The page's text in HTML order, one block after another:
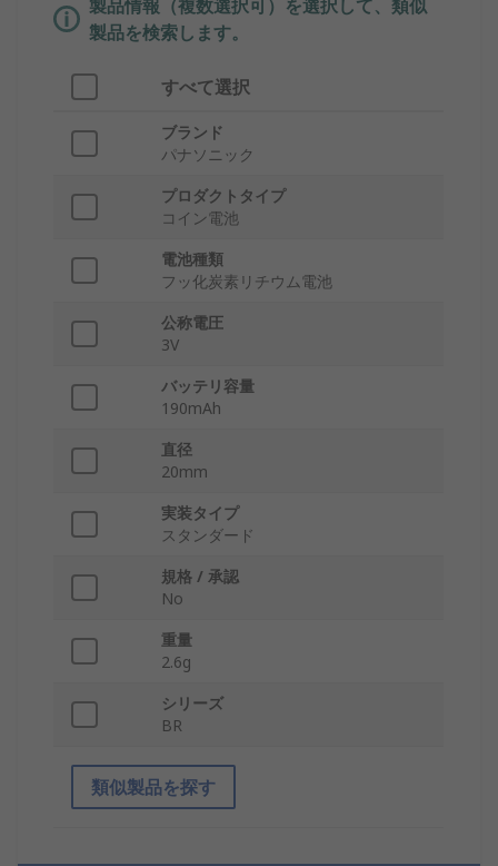
製品情報（複数選択可）を選択して、類似
製品を検索します。
すべて選択
ブランド
パナソニック
プロダクトタイプ
コイン電池
電池種類
フッ化炭素リチウム電池
公称電圧
3V
バッテリ容量
190mAh
直径
20mm
実装タイプ
スタンダード
規格 / 承認
No
重量
2.6g
シリーズ
BR
類似製品を探す